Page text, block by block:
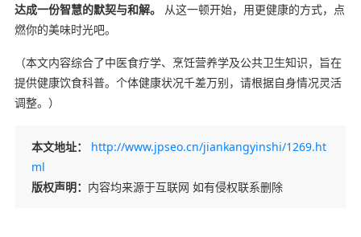
达成一份智慧的默契与和解。
从这一顿开始，用更健康的方式，点
燃你的美味时光吧。
（本文内容综合了中医食疗学、烹饪营养学及公共卫生知识，旨在
提供健康饮食科普。个体健康状况千差万别，请根据自身情况灵活
调整。）
本文地址：
http://www.jpseo.cn/jiankangyinshi/1269.ht
ml
版权声明： 内容均来源于互联网 如有侵权联系删除